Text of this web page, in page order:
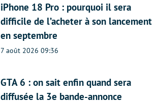
iPhone 18 Pro : pourquoi il sera
difficile de l’acheter à son lancement
en septembre
7 août 2026 09:36
GTA 6 : on sait enfin quand sera
diffusée la 3e bande-annonce